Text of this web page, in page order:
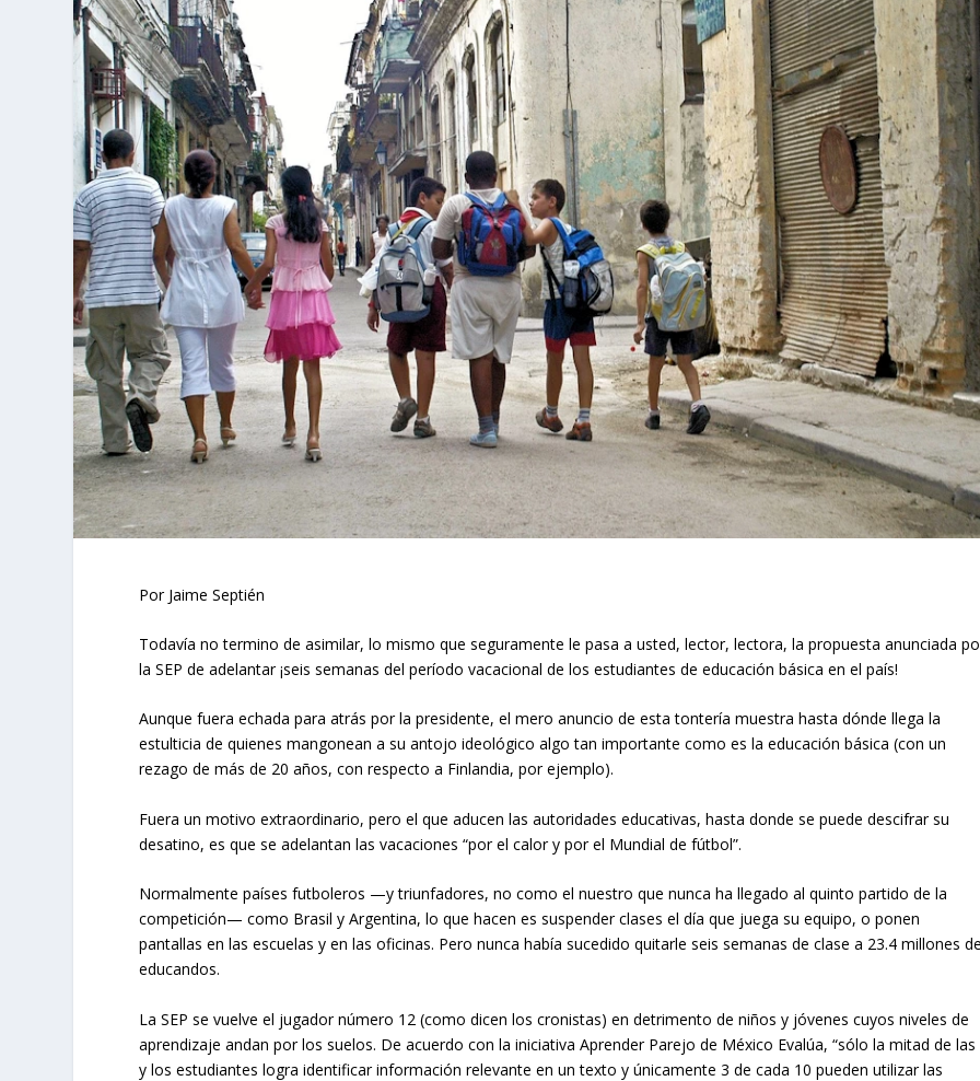
Por Jaime Septién
Todavía no termino de asimilar, lo mismo que seguramente le pasa a usted, lector, lectora, la propuesta anunciada
la SEP de adelantar ¡seis semanas del período vacacional de los estudiantes de educación básica en el país!
Aunque fuera echada para atrás por la presidente, el mero anuncio de esta tontería muestra hasta dónde llega la
estulticia de quienes mangonean a su antojo ideológico algo tan importante como es la educación básica (con un
rezago de más de 20 años, con respecto a Finlandia, por ejemplo).
Fuera un motivo extraordinario, pero el que aducen las autoridades educativas, hasta donde se puede descifrar su
desatino, es que se adelantan las vacaciones “por el calor y por el Mundial de fútbol”.
Normalmente países futboleros —y triunfadores, no como el nuestro que nunca ha llegado al quinto partido de la
competición— como Brasil y Argentina, lo que hacen es suspender clases el día que juega su equipo, o ponen
pantallas en las escuelas y en las oficinas. Pero nunca había sucedido quitarle seis semanas de clase a 23.4 millones
educandos.
La SEP se vuelve el jugador número 12 (como dicen los cronistas) en detrimento de niños y jóvenes cuyos niveles de
aprendizaje andan por los suelos. De acuerdo con la iniciativa Aprender Parejo de México Evalúa, “sólo la mitad de las
y los estudiantes logra identificar información relevante en un texto y únicamente 3 de cada 10 pueden utilizar las